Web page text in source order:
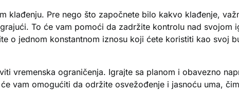
klađenju. Pre nego što započnete bilo kakvo klađenje,
To će vam pomoći da zadržite kontrolu nad svojom
o jednom konstantnom iznosu koji ćete koristiti kao svoj
vremenska ograničenja. Igrajte sa planom i obavezno
vam omogućiti da održite osvežođenje i jasnoću uma,